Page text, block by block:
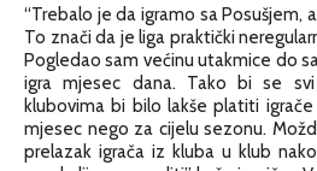
“Trebalo je da igramo sa Posušjem,
To znači da je liga praktički
Pogledao sam većinu utakmice do
igra mjesec dana. Tako bi se
klubovima bi bilo lakše platiti
mjesec nego za cijelu sezonu.
prelazak igrača iz kluba u klub